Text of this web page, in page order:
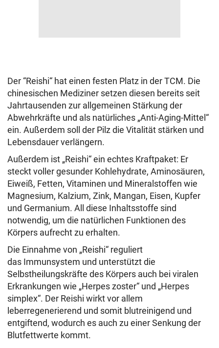
Der “Reishi“ hat einen festen Platz in der TCM. Die
chinesischen Mediziner setzen diesen bereits seit
Jahrtausenden zur allgemeinen Stärkung der
Abwehrkräfte und als natürliches „Anti-Aging-Mittel“
ein. Außerdem soll der Pilz die Vitalität stärken und
Lebensdauer verlängern.
Außerdem ist „Reishi“ ein echtes Kraftpaket: Er
steckt voller gesunder Kohlehydrate, Aminosäuren,
Eiweiß, Fetten, Vitaminen und Mineralstoffen wie
Magnesium, Kalzium, Zink, Mangan, Eisen, Kupfer
und Germanium. All diese Inhaltsstoffe sind
notwendig, um die natürlichen Funktionen des
Körpers aufrecht zu erhalten.
Die Einnahme von „Reishi“ reguliert
das Immunsystem und unterstützt die
Selbstheilungskräfte des Körpers auch bei viralen
Erkrankungen wie „Herpes zoster“ und „Herpes
simplex“. Der Reishi wirkt vor allem
leberregenerierend und somit blutreinigend und
entgiftend, wodurch es auch zu einer Senkung der
Blutfettwerte kommt.